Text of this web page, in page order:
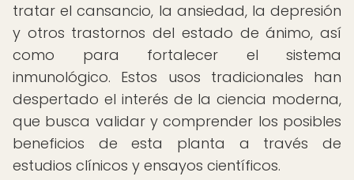
tratar el cansancio, la ansiedad, la depresión
y otros trastornos del estado de ánimo, así
como para fortalecer el sistema
inmunológico. Estos usos tradicionales han
despertado el interés de la ciencia moderna,
que busca validar y comprender los posibles
beneficios de esta planta a través de
estudios clínicos y ensayos científicos.